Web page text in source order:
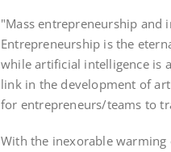
"Mass entrepreneurship and
Entrepreneurship is the
while artificial intelligence is
link in the development of
for entrepreneurs/teams to
With the inexorable